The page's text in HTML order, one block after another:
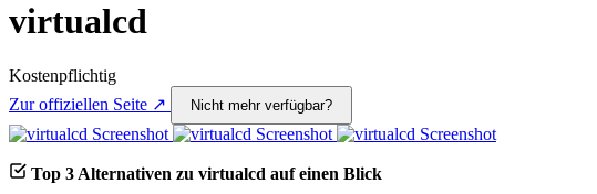
virtualcd
Kostenpflichtig
Zur offiziellen Seite ↗
Nicht mehr verfügbar?
Top 3 Alternativen zu virtualcd auf einen Blick